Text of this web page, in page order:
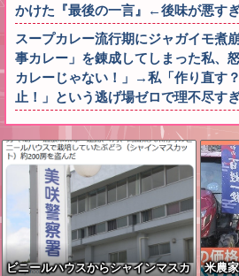
かけた『最後の一言』←後味が悪す
スープカレー流行期にジャガイモ煮
事カレー」を錬成してしまった私、
カレーじゃない！」→私「作り直す
止！」という逃げ場ゼロで理不尽す
ビニールハウスからシャインマスカ
米農